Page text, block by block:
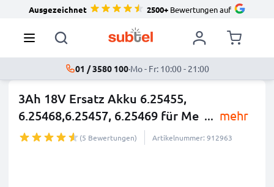
Ausgezeichnet 2500+Bewertungen auf
01 / 3580 100·Mo - Fr: 10:00 - 21:00
3Ah 18V Ersatz Akku 6.25455,
6.25468,6.25457, 6.25469 für Me ... mehr
(5 Bewertungen) Artikelnummer: 912963